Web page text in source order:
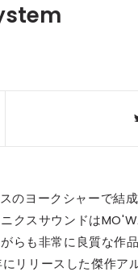
ヨークシャーで結
クスサウンドは
らも非常に良質な作
リリースした傑作ア